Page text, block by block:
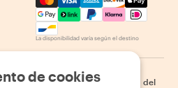
La disponibilidad varía según el destino
de privacidad | Cookies
Mapa del
de cookies